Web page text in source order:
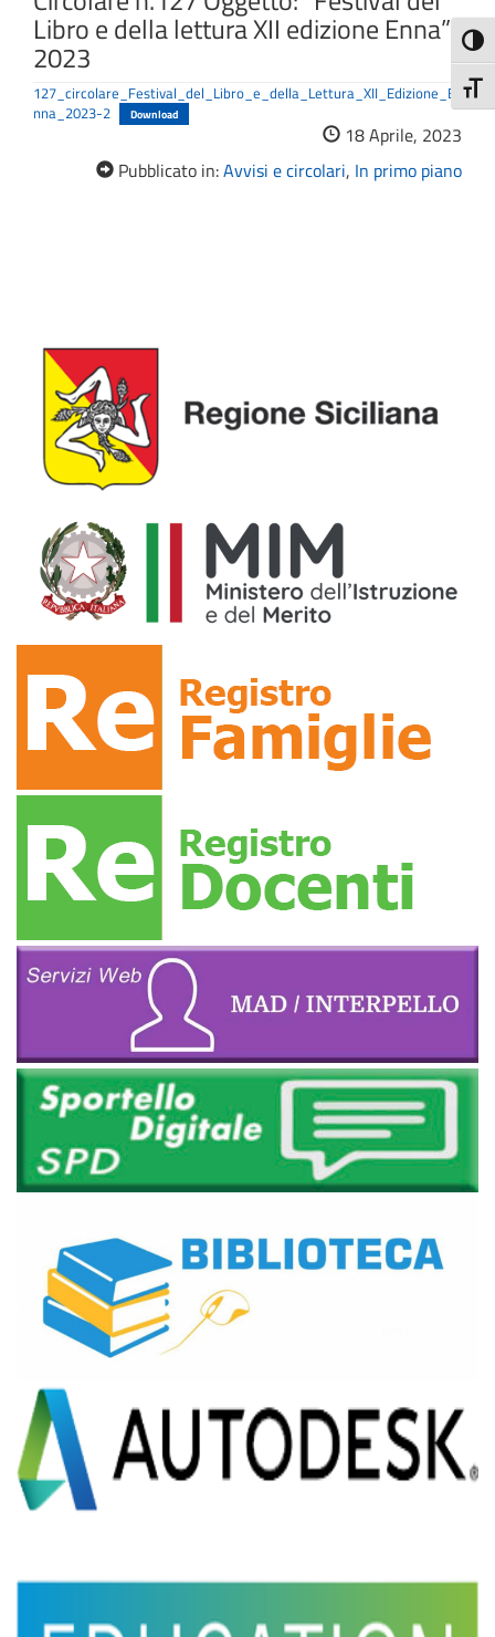
Libro e della lettura XII edizione Enna”
2023
127_circolare_Festival_del_Libro_e_della_Lettura_XII_Edizione_E
nna_2023-2
Download
18 Aprile, 2023
Pubblicato in:Avvisi e circolari, In primo piano